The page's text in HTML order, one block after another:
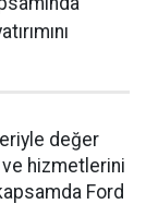
değer
hizmetlerini
Ford